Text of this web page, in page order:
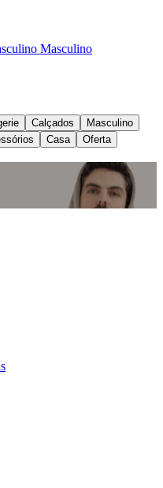
Masculino
Calçados
Masculino
Casa Oferta